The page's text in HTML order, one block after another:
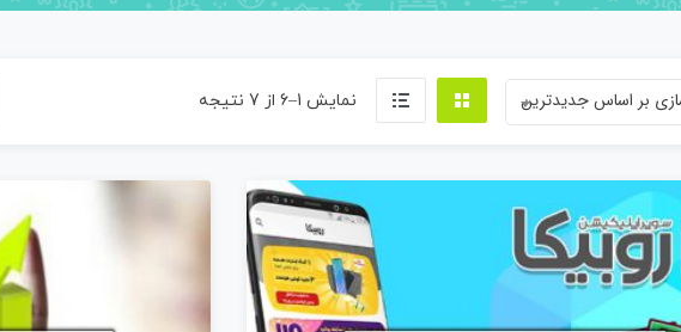
بر اساس جدیدترین نمایش 1–6 از 7 نتیجه